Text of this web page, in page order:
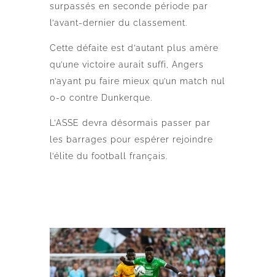
surpassés en seconde période par
l’avant-dernier du classement.
Cette défaite est d’autant plus amère
qu’une victoire aurait suffi, Angers
n’ayant pu faire mieux qu’un match nul
0-0 contre Dunkerque.
L’ASSE devra désormais passer par
les barrages pour espérer rejoindre
l’élite du football français.